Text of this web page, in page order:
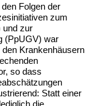
Folgen der
zum
und zur
(PpUGV) war
Krankenhäusern
so dass
Statt einer
die